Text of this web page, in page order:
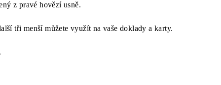
z pravé hovězí usně.
tři menší můžete využít na vaše doklady a karty.